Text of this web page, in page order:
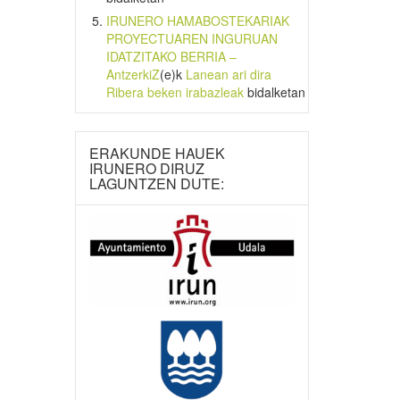
IRUNERO HAMABOSTEKARIAK
PROYECTUAREN INGURUAN
IDATZITAKO BERRIA –
AntzerkiZ(e)k Lanean ari dira
Ribera beken irabazleakbidalketan
ERAKUNDE HAUEK
IRUNERO DIRUZ
LAGUNTZEN DUTE: